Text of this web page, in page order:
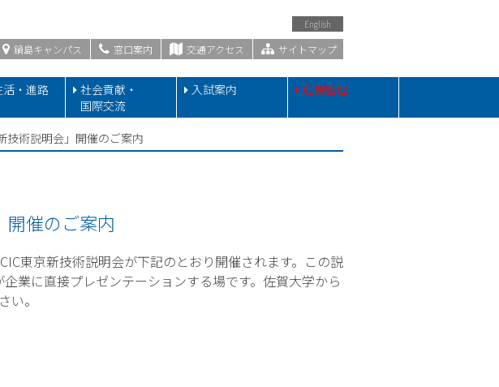
English
鍋島キャンパス 窓口案内 交通アクセス サイトマップ
活・進路
社会貢献・
国際交流
入試案内 危機管理
技術説明会」開催のご案内
開催のご案内
東京新技術説明会が下記のとおり開催されます。この説
業に直接プレゼンテーションする場です。佐賀大学から
い。